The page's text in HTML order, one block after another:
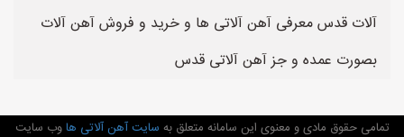
آلات قدس معرفی آهن آلاتی ها و خرید و فروش آهن آلات
بصورت عمده و جز آهن آلاتی قدس
تمامی حقوق مادی و معنوی این سامانه متعلق به سایت آهن آلاتی هاوب سایت